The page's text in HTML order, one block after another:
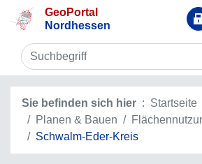
GeoPortal
Nordhessen
Sie befinden sich hier Startseite
Planen & Bauen
Schwalm-Eder-Kreis